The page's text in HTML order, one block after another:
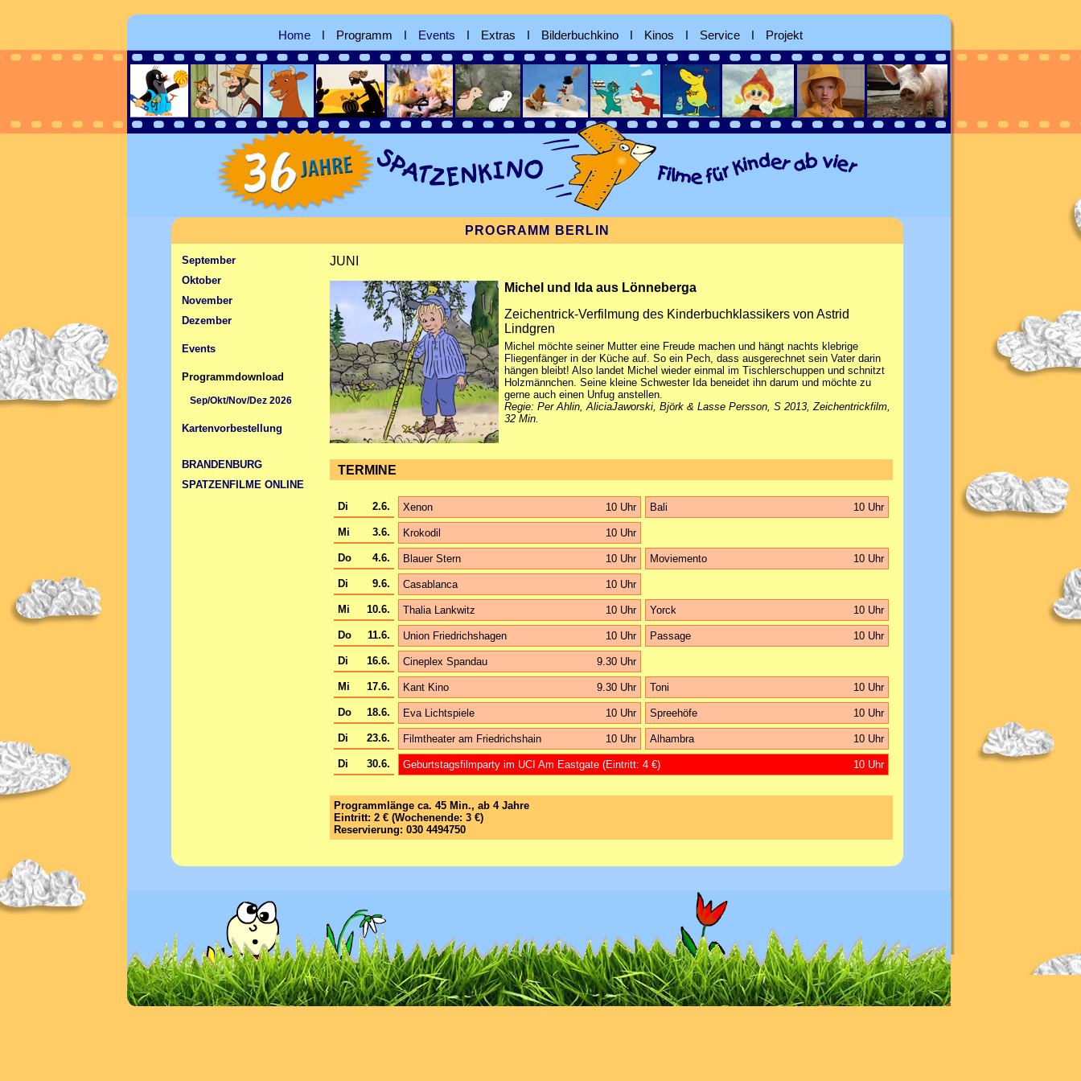
Home ǀ Programm ǀ Events ǀ Extras ǀ Bilderbuchkino ǀ Kinos ǀ Service ǀ Projekt
PROGRAMM BERLIN
September
Oktober
November
Dezember
Events
Programmdownload
Sep/Okt/Nov/Dez 2026
Kartenvorbestellung
BRANDENBURG
SPATZENFILME ONLINE
JUNI
Michel und Ida aus Lönneberga
Zeichentrick-Verfilmung des Kinderbuchklassikers von Astrid
Lindgren
Michel möchte seiner Mutter eine Freude machen und hängt nachts klebrige
Fliegenfänger in der Küche auf. So ein Pech, dass ausgerechnet sein Vater darin
hängen bleibt! Also landet Michel wieder einmal im Tischlerschuppen und schnitzt
Holzmännchen. Seine kleine Schwester Ida beneidet ihn darum und möchte zu
gerne auch einen Unfug anstellen.
Regie: Per Ahlin, AliciaJaworski, Björk & Lasse Persson, S 2013, Zeichentrickfilm,
32 Min.
TERMINE
Di 2.6. Xenon 10 Uhr Bali 10 Uhr
Mi 3.6. Krokodil 10 Uhr
Do 4.6. Blauer Stern 10 Uhr Moviemento 10 Uhr
Di 9.6. Casablanca 10 Uhr
Mi 10.6. Thalia Lankwitz 10 Uhr Yorck 10 Uhr
Do 11.6. Union Friedrichshagen 10 Uhr Passage 10 Uhr
Di 16.6. Cineplex Spandau 9.30 Uhr
Mi 17.6. Kant Kino 9.30 Uhr Toni 10 Uhr
Do 18.6. Eva Lichtspiele 10 Uhr Spreehöfe 10 Uhr
Di 23.6. Filmtheater am Friedrichshain 10 Uhr Alhambra 10 Uhr
Di 30.6. Geburtstagsfilmparty im UCI Am Eastgate (Eintritt: 4 €) 10 Uhr
Programmlänge ca. 45 Min., ab 4 Jahre
Eintritt: 2 € (Wochenende: 3 €)
Reservierung: 030 4494750
ImpressumǀDatenschutzǀKontakt